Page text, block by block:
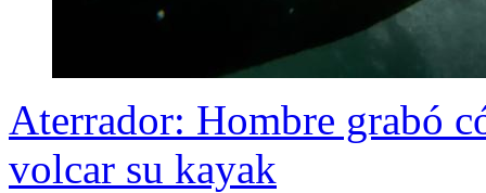
Aterrador: Hombre grabó
volcar su kayak